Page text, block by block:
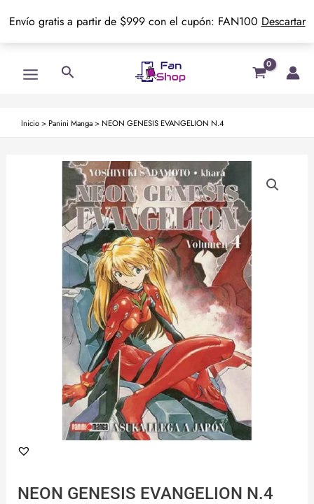
Envío gratis a partir de $999 con el cupón: FAN100 Descartar
Menu
Buscar
Inicio> Panini Manga> NEON GENESIS EVANGELION N.4
NEON GENESIS EVANGELION N.4